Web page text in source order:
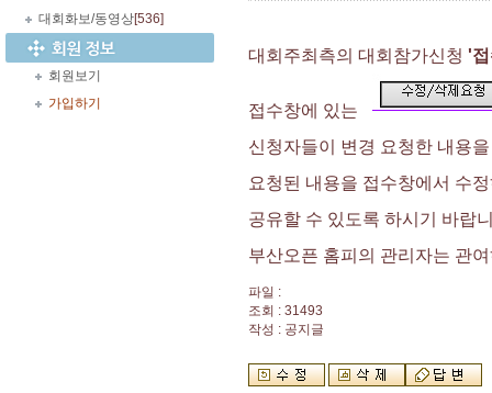
대회화보/동영상[536]
회원보기
가입하기
대회주최측의 대회참가신청 '
접수창에 있는
신청자들이 변경 요청한 내용
요청된 내용을 접수창에서 수
공유할 수 있도록 하시기 바랍
부산오픈 홈피의 관리자는 관
파일 :
조회 : 31493
작성 : 공지글